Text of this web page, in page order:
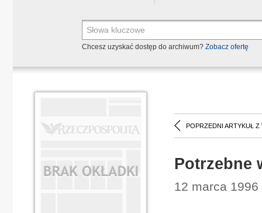
Chcesz uzyskać dostęp do archiwum? Zobacz ofertę
POPRZEDNI ARTYKUŁ Z
Potrzebne
12 marca